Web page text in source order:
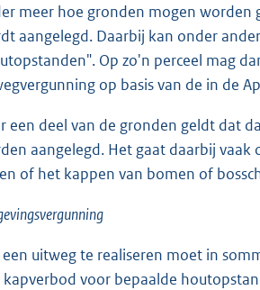
meer hoe gronden mogen worden
aangelegd. Daarbij kan onder
Op zo'n perceel mag
op basis van de in de
een deel van de gronden geldt dat
aangelegd. Het gaat daarbij
of het kappen van bomen of
een uitweg te realiseren moet in
kapverbod voor bepaalde